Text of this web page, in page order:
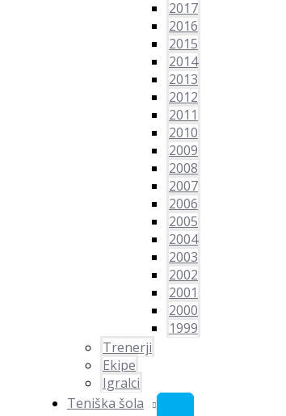
2017
2016
2015
2014
2013
2012
2011
2010
2009
2008
2007
2006
2005
2004
2003
2002
2001
2000
1999
Trenerji
Ekipe
Igralci
Teniška šola